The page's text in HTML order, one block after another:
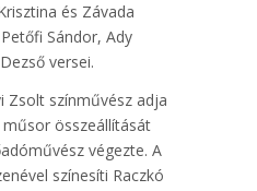
és Závada
Sándor, Ady
versei.
Zsolt színművész adja
összeállítását
végezte. A
színesíti Raczkó